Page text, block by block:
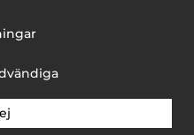
& Kattens AB